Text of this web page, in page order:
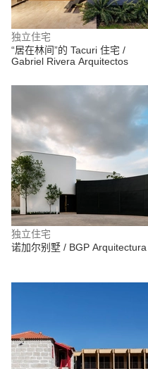
独立住宅
“居在林间”的 Tacuri 住宅 /
Gabriel Rivera Arquitectos
独立住宅
诺加尔别墅 / BGP Arquitectura